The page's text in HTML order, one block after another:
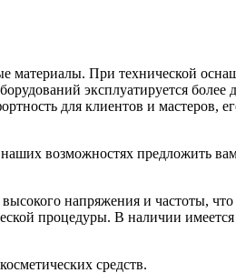
материалы. При технической
эксплуатируется более
для клиентов и мастеров,
возможностях предложить
напряжения и частоты, что
процедуры. В наличии
средств.